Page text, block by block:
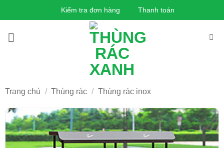
qua
dung
Kiểm tra đơn hàng Thanh toán
Trang chủ / Thùng rác / Thùng rác inox